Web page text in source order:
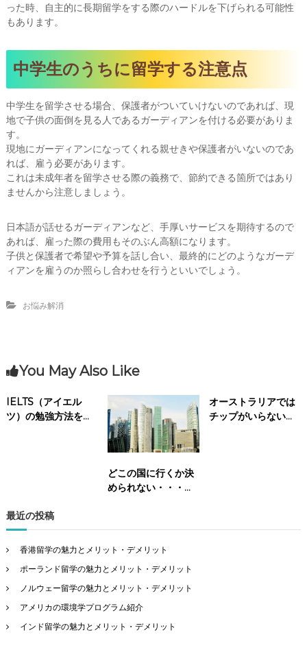
った時、自主的に長期留学をする際のハードルを下げられる可能性
もあります。
中学生のうちに留学する注意点
中学生を留学させる場合、保護者がついていけないのであれば、現
地で子供の面倒を見る人であるガーディアンを付ける必要がありま
す。
現地にガーディアンになってくれる親せきや保護者がいないのであ
れば、雇う必要があります。
これは未成年者を留学させる際の義務で、節約できる箇所ではあり
ませんから注意しましょう。
日本語が話せるガーディアンなど、手厚いサービスを期待するので
あれば、雇った際の費用もそのぶん高額になります。
子供と保護者で希望や予算を話し合い、最終的にどのようなガーデ
ィアンを雇うのか照らし合わせを行うといいでしょう。
お悩み解消
You May Also Like
IELTS（アイエル
ツ）の勉強方法を知
どこの国に行くか決
められない・・・留
オーストラリアでは
チップがいらないっ
最近の投稿
香港留学の魅力とメリット・デメリット
ポーランド留学の魅力とメリット・デメリット
ノルウェー留学の魅力とメリット・デメリット
アメリカの環境学プログラム紹介
インド留学の魅力とメリット・デメリット